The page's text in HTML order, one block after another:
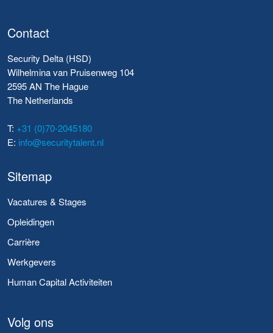
Contact
Security Delta (HSD)
Wilhelmina van Pruisenweg 104
2595 AN The Hague
The Netherlands
T: +31 (0)70-2045180
E: info@securitytalent.nl
Sitemap
Vacatures & Stages
Opleidingen
Carrière
Werkgevers
Human Capital Activiteiten
Volg ons